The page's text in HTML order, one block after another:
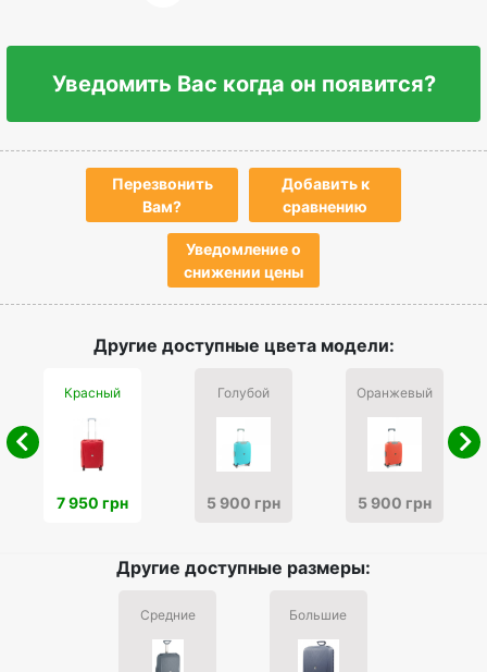
Уведомить Вас когда он появится?
Перезвонить
Вам?
Добавить к
сравнению
Уведомление о
снижении цены
Другие доступные цвета модели:
Красный
7 950 грн
Голубой
5 900 грн
Оранжевый
5 900 грн
Другие доступные размеры:
Средние Большие